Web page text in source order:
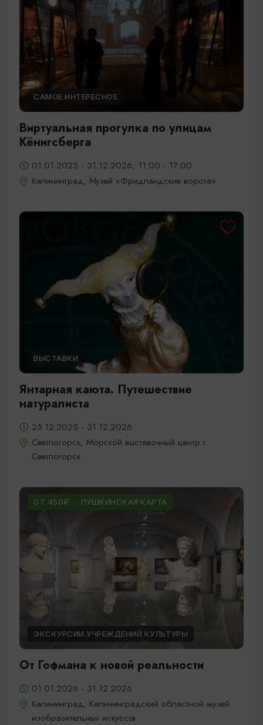
САМОЕ ИНТЕРЕСНОЕ
Виртуальная прогулка по улицам
Кёнигсберга
01.01.2025 - 31.12.2026, 11:00 - 17:00
Калининград, Музей «Фридландские ворота»
ВЫСТАВКИ
Янтарная каюта. Путешествие
натуралиста
25.12.2025 - 31.12.2026
Светлогорск, Морской выставочный центр г.
Светлогорск
ОТ 450₽ ПУШКИНСКАЯ КАРТА
ЭКСКУРСИИ УЧРЕЖДЕНИЙ КУЛЬТУРЫ
От Гофмана к новой реальности
01.01.2026 - 31.12.2026
Калининград, Калининградский областной музей
изобразительных искусств